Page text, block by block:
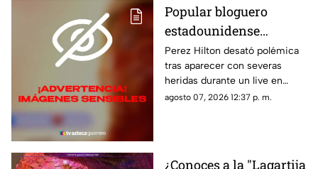
Popular bloguero
estadounidense
aparece con severas
heridas en un LIVE;
¿buscaba interacción?
Perez Hilton desató polémica
tras aparecer con severas
heridas durante un live en
TikTok. El video abrió un
agosto 07, 2026 12:37 p. m.
¿Conoces a la "Lagartija